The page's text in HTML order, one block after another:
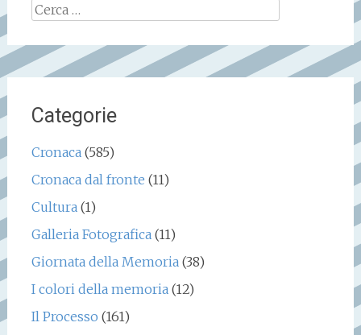
Ricerca
Categorie
Cronaca(585)
Cronaca dal fronte (11)
Cultura(1)
Galleria Fotografica(11)
Giornata della Memoria(38)
I colori della memoria(12)
Il Processo (161)